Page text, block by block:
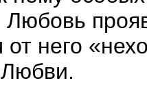
него
Любви.